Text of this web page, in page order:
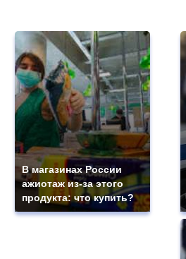
В магазинах России
ажиотаж из-за этого
продукта: что купить?